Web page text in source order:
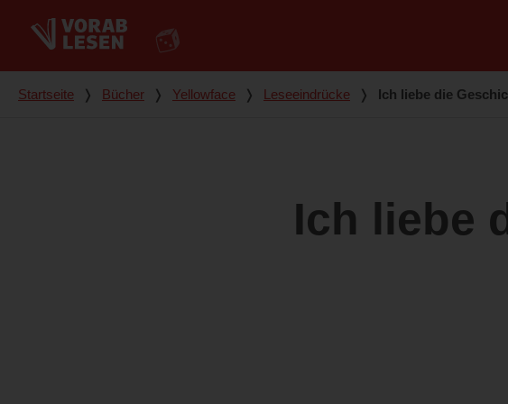
Du bist hier
Startseite ❭ Bücher ❭ Yellowface ❭ Leseeindrücke ❭ Ich liebe die
Ich liebe